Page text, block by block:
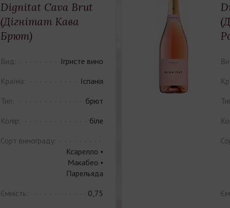
Dignitat Cava Brut
(Дігнітат Кава
Брют)
Вид:
Ігристе вино
Країна:
Іспанія
Тип:
брют
Колір:
біле
Сорт винограду:
Ксарелло •
Макабео •
Парельяда
Ємність:
0,75